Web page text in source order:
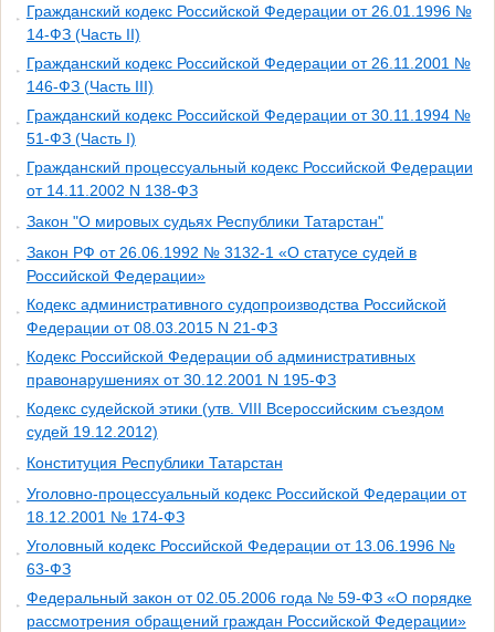
Гражданский кодекс Российской Федерации от 26.01.1996 №
14-ФЗ (Часть II)
Гражданский кодекс Российской Федерации от 26.11.2001 №
146-ФЗ (Часть III)
Гражданский кодекс Российской Федерации от 30.11.1994 №
51-ФЗ (Часть I)
Гражданский процессуальный кодекс Российской Федерации
от 14.11.2002 N 138-ФЗ
Закон "О мировых судьях Республики Татарстан"
Закон РФ от 26.06.1992 № 3132-1 «О статусе судей в
Российской Федерации»
Кодекс административного судопроизводства Российской
Федерации от 08.03.2015 N 21-ФЗ
Кодекс Российской Федерации об административных
правонарушениях от 30.12.2001 N 195-ФЗ
Кодекс судейской этики (утв. VIII Всероссийским съездом
судей 19.12.2012)
Конституция Республики Татарстан
Уголовно-процессуальный кодекс Российской Федерации от
18.12.2001 № 174-ФЗ
Уголовный кодекс Российской Федерации от 13.06.1996 №
63-ФЗ
Федеральный закон от 02.05.2006 года № 59-ФЗ «О порядке
рассмотрения обращений граждан Российской Федерации»